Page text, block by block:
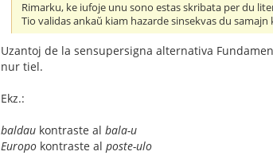
Rimarku, ke iufoje unu sono estas skribata per du
Tio validas ankaŭ kiam hazarde sinsekvas du
Uzantoj de la sensupersigna alternativa
nur tiel.
Ekz.:
baldau kontraste al bala-u
Europo kontraste al poste-ulo